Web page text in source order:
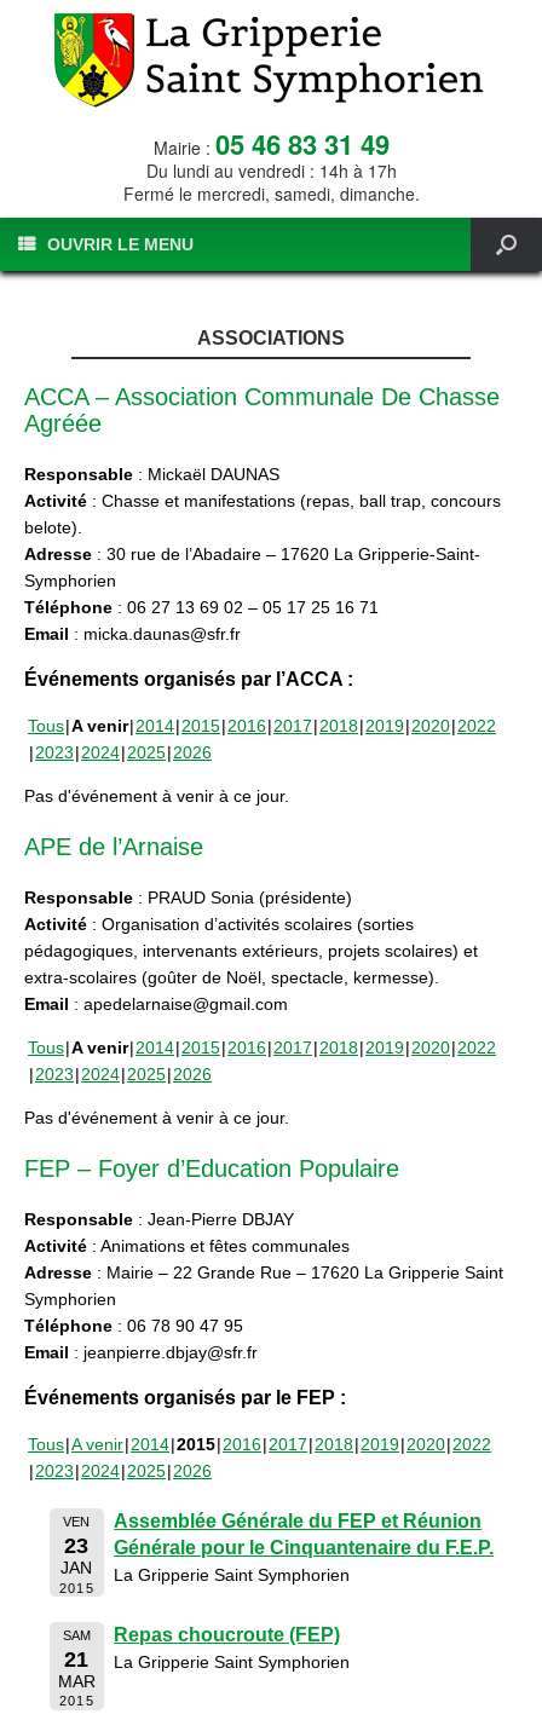
Mairie : 05 46 83 31 49
Du lundi au vendredi : 14h à 17h
Fermé le mercredi, samedi, dimanche.
OUVRIR LE MENU
ASSOCIATIONS
ACCA – Association Communale De Chasse
Agréée
Responsable : Mickaël DAUNAS
Activité : Chasse et manifestations (repas, ball trap, concours
belote).
Adresse : 30 rue de l’Abadaire – 17620 La Gripperie-Saint-
Symphorien
Téléphone : 06 27 13 69 02 – 05 17 25 16 71
Email : micka.daunas@sfr.fr
Événements organisés par l’ACCA :
Tous A venir 2014 2015 2016 2017 2018 2019 2020 2022
2023 2024 2025 2026
Pas d'événement à venir à ce jour.
APE de l’Arnaise
Responsable : PRAUD Sonia (présidente)
Activité : Organisation d’activités scolaires (sorties
pédagogiques, intervenants extérieurs, projets scolaires) et
extra-scolaires (goûter de Noël, spectacle, kermesse).
Email : apedelarnaise@gmail.com
Tous A venir 2014 2015 2016 2017 2018 2019 2020 2022
2023 2024 2025 2026
Pas d'événement à venir à ce jour.
FEP – Foyer d’Education Populaire
Responsable : Jean-Pierre DBJAY
Activité : Animations et fêtes communales
Adresse : Mairie – 22 Grande Rue – 17620 La Gripperie Saint
Symphorien
Téléphone : 06 78 90 47 95
Email : jeanpierre.dbjay@sfr.fr
Événements organisés par le FEP :
Tous A venir 2014 2015 2016 2017 2018 2019 2020 2022
2023 2024 2025 2026
VEN
23
JAN
2015
Assemblée Générale du FEP et Réunion
Générale pour le Cinquantenaire du F.E.P.
La Gripperie Saint Symphorien
SAM
21
MAR
2015
Repas choucroute (FEP)
La Gripperie Saint Symphorien